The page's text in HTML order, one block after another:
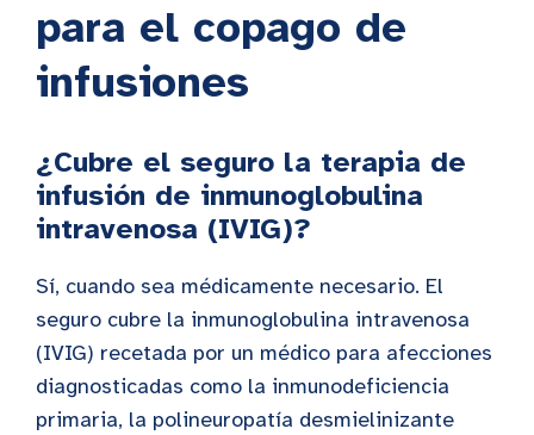
para el copago de
infusiones
¿Cubre el seguro la terapia de
infusión de inmunoglobulina
intravenosa (IVIG)?
Sí, cuando sea médicamente necesario. El
seguro cubre la inmunoglobulina intravenosa
(IVIG) recetada por un médico para afecciones
diagnosticadas como la inmunodeficiencia
primaria, la polineuropatía desmielinizante